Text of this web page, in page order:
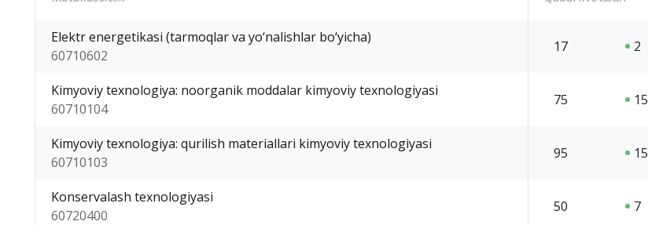
Elektr energetikasi (tarmoqlar va yo‘nalishlar bo‘yicha)
60710602
17 2
Kimyoviy texnologiya: noorganik moddalar kimyoviy texnologiyasi
60710104
75 15
Kimyoviy texnologiya: qurilish materiallari kimyoviy texnologiyasi
60710103
95 15
Konservalash texnologiyasi
60720400
50 7